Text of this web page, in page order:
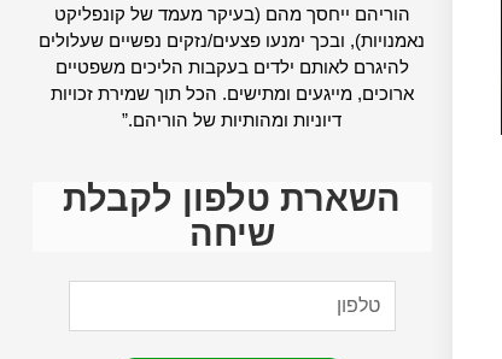
הוריהם ייחסך מהם (בעיקר מעמד של קונפליקט
נאמנויות), ובכך ימנעו פצעים/נזקים נפשיים שעלולים
להיגרם לאותם ילדים בעקבות הליכים משפטיים
ארוכים, מייגעים ומתישים. הכל תוך שמירת זכויות
דיוניות ומהותיות של הוריהם.”
השארת טלפון לקבלת
שיחה